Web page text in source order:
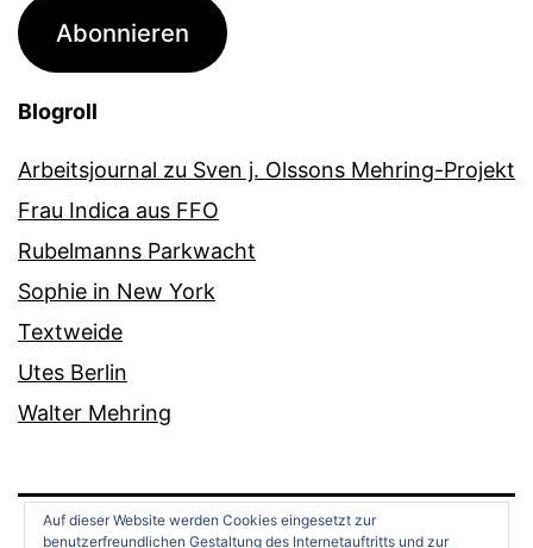
Adresse
Abonnieren
Blogroll
Arbeitsjournal zu Sven j. Olssons Mehring-Projekt
Frau Indica aus FFO
Rubelmanns Parkwacht
Sophie in New York
Textweide
Utes Berlin
Walter Mehring
Auf dieser Website werden Cookies eingesetzt zur
benutzerfreundlichen Gestaltung des Internetauftritts und zur